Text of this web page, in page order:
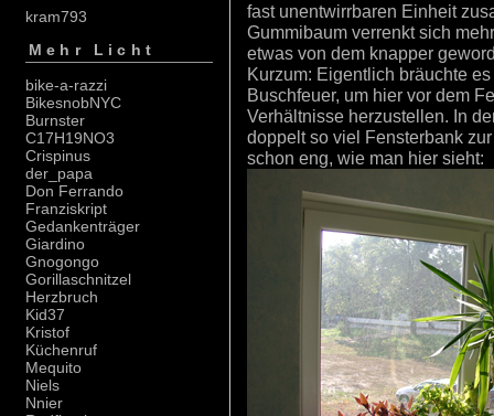
kram793
Mehr Licht
bike-a-razzi
BikesnobNYC
Burnster
C17H19NO3
Crispinus
der_papa
Don Ferrando
Franziskript
Gedankenträger
Giardino
Gnogongo
Gorillaschnitzel
Herzbruch
Kid37
Kristof
Küchenruf
Mequito
Niels
Nnier
fast unentwirrbaren Einheit
Gummibaum verrenkt sich
etwas von dem knapper
Kurzum: Eigentlich bräuchte
Buschfeuer, um hier vor dem
Verhältnisse herzustellen. In
doppelt so viel Fensterbank
schon eng, wie man hier sieht: